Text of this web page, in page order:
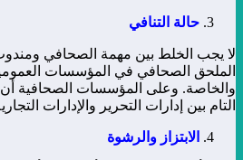
حالة التنافي
لا يجب الخلط بين مهمة الصحافي ومندوب
الملحق الصحافي في المؤسسات
والخاصة. وعلى المؤسسات الصحافية أن
التام بين إدارات التحرير والإدارات
الابتزاز والرشوة